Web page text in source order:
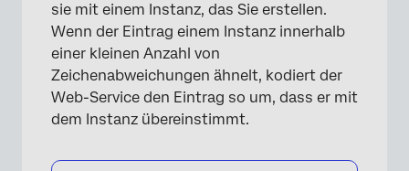
sie mit einem Instanz, das Sie erstellen.
Wenn der Eintrag einem Instanz innerhalb
einer kleinen Anzahl von
Zeichenabweichungen ähnelt, kodiert der
Web-Service den Eintrag so um, dass er mit
dem Instanz übereinstimmt.